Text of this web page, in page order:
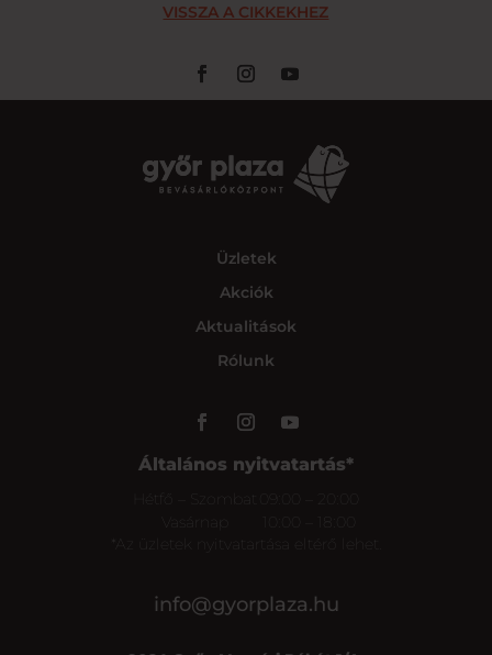
VISSZA A CIKKEKHEZ
Üzletek
Akciók
Aktualitások
Rólunk
Általános nyitvatartás*
*Az üzletek nyitvatartása eltérő lehet.
info@gyorplaza.hu